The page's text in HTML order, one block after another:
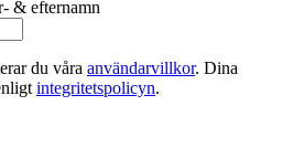
& efternamn
du våra användarvillkor. Dina
integritetspolicyn.